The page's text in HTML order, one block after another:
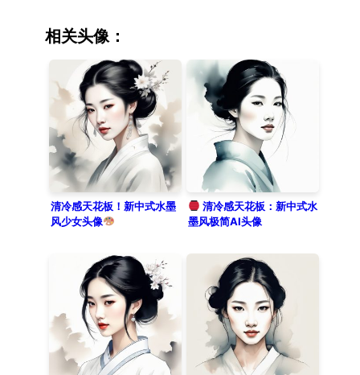
features. The art style is a
masterful blend of Chinese ink
painting style and watercolor wash,
embracing a new Chinese style with
minimalist principles. The
composition is defined by delicate
line art and soft brush strokes,
emphasizing negative space on a
solid color background. The subject
wears a pale celadon silk garment,
capturing an ethereal aesthetic
with refined details and a clean,
相关头像：
清冷感天花板！新中式水墨
风少女头像
清冷感天花板：新中式水
墨风极简AI头像